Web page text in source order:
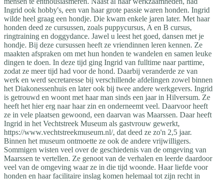
Ingrid ook hobby's, een van haar grote passie waren honden. Ingrid
wilde heel graag een hondje. Die kwam enkele jaren later. Met haar
honden deed ze cursussen, zoals puppycursus, A en B cursus,
ringtraining en doggydance. Jawel u leest het goed, dansen met je
hondje. Bij deze cursussen heeft ze vriendinnen leren kennen. Ze
maakten afspraken om met hun honden te wandelen en samen leuke
dingen te doen. In deze tijd ging Ingrid van fulltime naar parttime,
zodat ze meer tijd had voor de hond. Daarbij veranderde ze van
werk en werd secretaresse bij verschillende afdelingen zowel binnen
het Diakonessenhuis en later ook bij twee andere werkgevers. Ingrid
is getrouwd en woont met haar man sinds een jaar in Hilversum. Ze
heeft het hier erg naar haar zin en onderneemt veel. Daarvoor heeft
ze in vele plaatsen gewoond, een daarvan was Maarssen. Daar heeft
Ingrid in het Vechtstreek Museum als gastvrouw gewerkt,
https://www.vechtstreekmuseum.nl/, dat deed ze zo'n 2,5 jaar.
Binnen het museum ontmoette ze ook de andere vrijwilligers.
Sommigen wisten veel over de geschiedenis van de omgeving van
Maarssen te vertellen. Ze genoot van de verhalen en leerde daardoor
veel van de omgeving waar ze in die tijd woonde. Haar liefde voor
honden en haar facilitaire inslag komen helemaal tot zijn recht in